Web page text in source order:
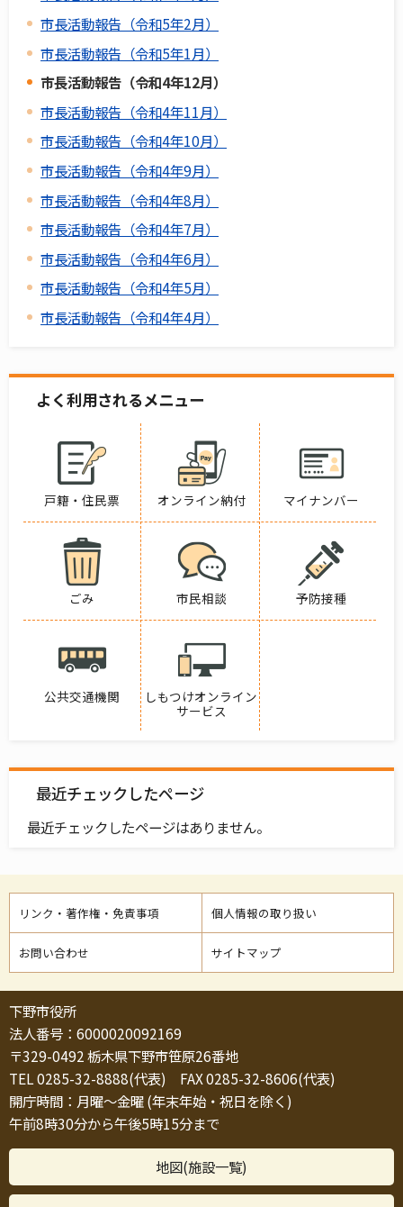
市長活動報告（令和5年2月）
市長活動報告（令和5年1月）
市長活動報告（令和4年12月）
市長活動報告（令和4年11月）
市長活動報告（令和4年10月）
市長活動報告（令和4年9月）
市長活動報告（令和4年8月）
市長活動報告（令和4年7月）
市長活動報告（令和4年6月）
市長活動報告（令和4年5月）
市長活動報告（令和4年4月）
よく利用されるメニュー
戸籍・住民票 オンライン納付 マイナンバー
ごみ 市民相談 予防接種
公共交通機関
しもつけオンライン
サービス
最近チェックしたページ
最近チェックしたページはありません。
リンク・著作権・免責事項 個人情報の取り扱い
お問い合わせ サイトマップ
下野市役所
法人番号：6000020092169
〒329-0492 栃木県下野市笹原26番地
TEL 0285-32-8888(代表) FAX 0285-32-8606(代表)
開庁時間：月曜～金曜 (年末年始・祝日を除く)
午前8時30分から午後5時15分まで
地図(施設一覧)